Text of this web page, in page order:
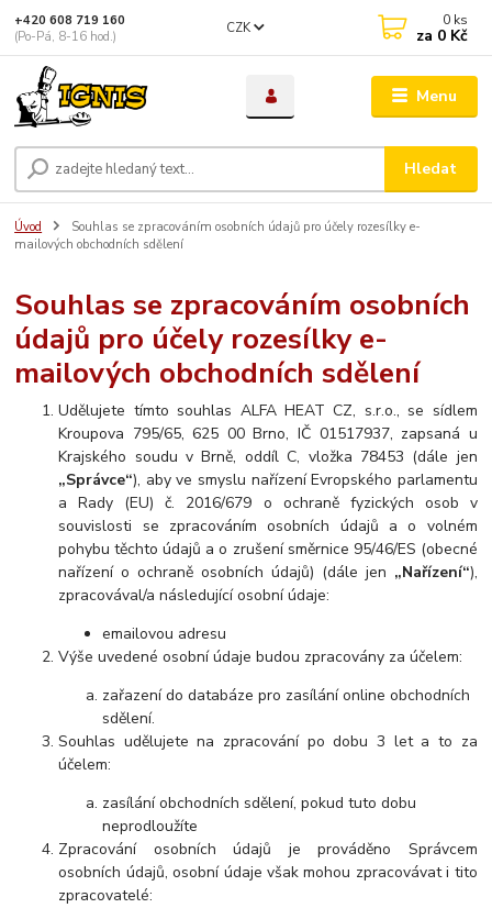
Menu
CZK
Hledat
+420 608 719 160
(Po-Pá, 8-16 hod.)
0 ks
za 0 Kč
Úvod
Souhlas se zpracováním osobních údajů pro účely rozesílky e-
mailových obchodních sdělení
Souhlas se zpracováním osobních
údajů pro účely rozesílky e-
mailových obchodních sdělení
Udělujete tímto souhlas ALFA HEAT CZ, s.r.o., se sídlem
Kroupova 795/65, 625 00 Brno, IČ 01517937, zapsaná u
Krajského soudu v Brně, oddíl C, vložka 78453 (dále jen
„Správce“), aby ve smyslu nařízení Evropského parlamentu
a Rady (EU) č. 2016/679 o ochraně fyzických osob v
souvislosti se zpracováním osobních údajů a o volném
pohybu těchto údajů a o zrušení směrnice 95/46/ES (obecné
nařízení o ochraně osobních údajů) (dále jen „Nařízení“),
zpracovával/a následující osobní údaje:
emailovou adresu
Výše uvedené osobní údaje budou zpracovány za účelem:
zařazení do databáze pro zasílání online obchodních
sdělení.
Souhlas udělujete na zpracování po dobu 3 let a to za
účelem:
zasílání obchodních sdělení, pokud tuto dobu
neprodloužíte
Zpracování osobních údajů je prováděno Správcem
osobních údajů, osobní údaje však mohou zpracovávat i tito
zpracovatelé: